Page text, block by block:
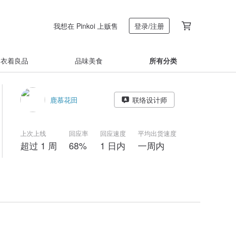
我想在 Pinkoi 上贩售 登录/注册
衣着良品 品味美食 所有分类
鹿慕花田 联络设计师
上次上线
超过 1 周
回应率
68%
回应速度
1 日内
平均出货速度
一周内